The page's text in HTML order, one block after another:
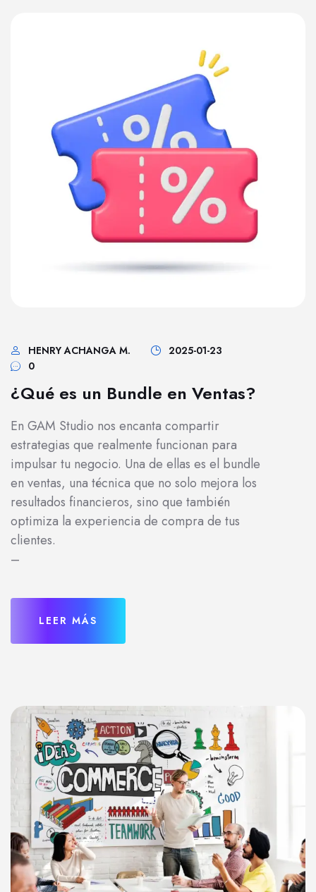
HENRY ACHANGA M.
2025-01-23
0
¿Qué es un Bundle en Ventas?
En GAM Studio nos encanta compartir
estrategias que realmente funcionan para
impulsar tu negocio. Una de ellas es el bundle
en ventas, una técnica que no solo mejora los
resultados financieros, sino que también
optimiza la experiencia de compra de tus
clientes.
–
LEER MÁS